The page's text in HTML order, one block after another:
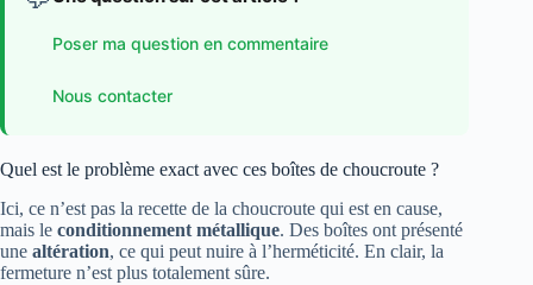
Poser ma question en commentaire
Nous contacter
Quel est le problème exact avec ces boîtes de choucroute ?
Ici, ce n’est pas la recette de la choucroute qui est en cause,
mais le conditionnement métallique. Des boîtes ont présenté
une altération, ce qui peut nuire à l’herméticité. En clair, la
fermeture n’est plus totalement sûre.